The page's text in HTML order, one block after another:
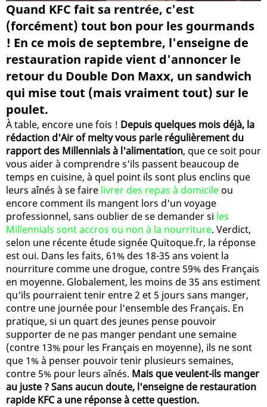
Quand KFC fait sa rentrée, c'est
(forcément) tout bon pour les gourmands
! En ce mois de septembre, l'enseigne de
restauration rapide vient d'annoncer le
retour du Double Don Maxx, un sandwich
qui mise tout (mais vraiment tout) sur le
poulet.
À table, encore une fois ! Depuis quelques mois déjà, la
rédaction d'Air of melty vous parle régulièrement du
rapport des Millennials à l'alimentation, que ce soit pour
vous aider à comprendre s'ils passent beaucoup de
temps en cuisine, à quel point ils sont plus enclins que
leurs aînés à se faire livrer des repas à domicile ou
encore comment ils mangent lors d'un voyage
professionnel, sans oublier de se demander si les
Millennials sont accros ou non à la nourriture. Verdict,
selon une récente étude signée Quitoque.fr, la réponse
est oui. Dans les faits, 61% des 18-35 ans voient la
nourriture comme une drogue, contre 59% des Français
en moyenne. Globalement, les moins de 35 ans estiment
qu'ils pourraient tenir entre 2 et 5 jours sans manger,
contre une journée pour l'ensemble des Français. En
pratique, si un quart des jeunes pense pouvoir
supporter de ne pas manger pendant une semaine
(contre 13% pour les Français en moyenne), ils ne sont
que 1% à penser pouvoir tenir plusieurs semaines,
contre 5% pour leurs aînés. Mais que veulent-ils manger
au juste ? Sans aucun doute, l'enseigne de restauration
rapide KFC a une réponse à cette question.